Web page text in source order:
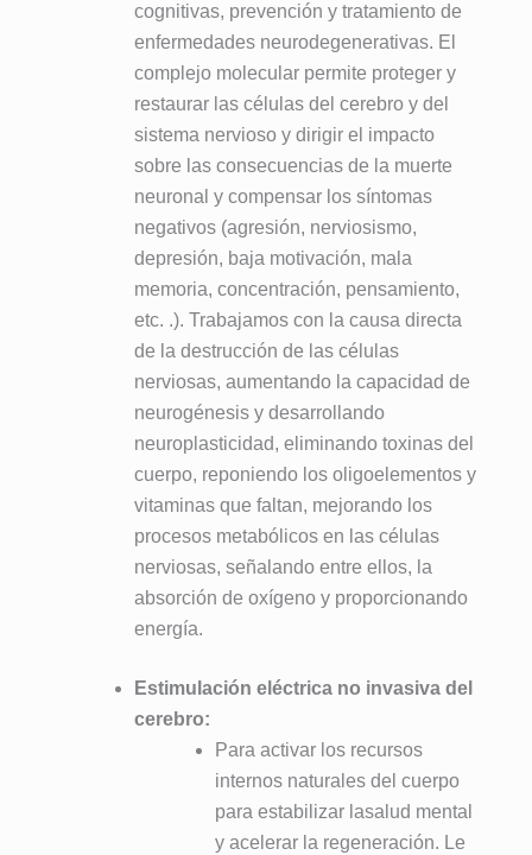
cognitivas, prevención y tratamiento de
enfermedades neurodegenerativas. El
complejo molecular permite proteger y
restaurar las células del cerebro y del
sistema nervioso y dirigir el impacto
sobre las consecuencias de la muerte
neuronal y compensar los síntomas
negativos (agresión, nerviosismo,
depresión, baja motivación, mala
memoria, concentración, pensamiento,
etc. .). Trabajamos con la causa directa
de la destrucción de las células
nerviosas, aumentando la capacidad de
neurogénesis y desarrollando
neuroplasticidad, eliminando toxinas del
cuerpo, reponiendo los oligoelementos y
vitaminas que faltan, mejorando los
procesos metabólicos en las células
nerviosas, señalando entre ellos, la
absorción de oxígeno y proporcionando
energía.
Estimulación eléctrica no invasiva del
cerebro:
Para activar los recursos
internos naturales del cuerpo
para estabilizar lasalud mental
y acelerar la regeneración. Le